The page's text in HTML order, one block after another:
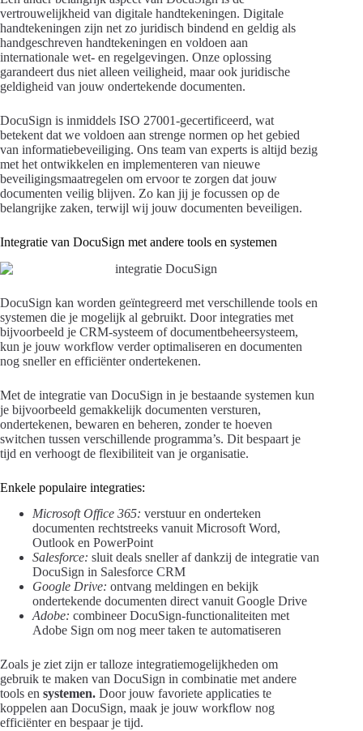
vertrouwelijkheid van digitale handtekeningen. Digitale
handtekeningen zijn net zo juridisch bindend en geldig als
handgeschreven handtekeningen en voldoen aan
internationale wet- en regelgevingen. Onze oplossing
garandeert dus niet alleen veiligheid, maar ook juridische
geldigheid van jouw ondertekende documenten.
DocuSign is inmiddels ISO 27001-gecertificeerd, wat
betekent dat we voldoen aan strenge normen op het gebied
van informatiebeveiliging. Ons team van experts is altijd bezig
met het ontwikkelen en implementeren van nieuwe
beveiligingsmaatregelen om ervoor te zorgen dat jouw
documenten veilig blijven. Zo kan jij je focussen op de
belangrijke zaken, terwijl wij jouw documenten beveiligen.
Integratie van DocuSign met andere tools en systemen
DocuSign kan worden geïntegreerd met verschillende tools en
systemen die je mogelijk al gebruikt. Door integraties met
bijvoorbeeld je CRM-systeem of documentbeheersysteem,
kun je jouw workflow verder optimaliseren en documenten
nog sneller en efficiënter ondertekenen.
Met de integratie van DocuSign in je bestaande systemen kun
je bijvoorbeeld gemakkelijk documenten versturen,
ondertekenen, bewaren en beheren, zonder te hoeven
switchen tussen verschillende programma’s. Dit bespaart je
tijd en verhoogt de flexibiliteit van je organisatie.
Enkele populaire integraties:
Microsoft Office 365: verstuur en onderteken
documenten rechtstreeks vanuit Microsoft Word,
Outlook en PowerPoint
Salesforce: sluit deals sneller af dankzij de integratie van
DocuSign in Salesforce CRM
Google Drive: ontvang meldingen en bekijk
ondertekende documenten direct vanuit Google Drive
Adobe: combineer DocuSign-functionaliteiten met
Adobe Sign om nog meer taken te automatiseren
Zoals je ziet zijn er talloze integratiemogelijkheden om
gebruik te maken van DocuSign in combinatie met andere
tools en systemen. Door jouw favoriete applicaties te
koppelen aan DocuSign, maak je jouw workflow nog
efficiënter en bespaar je tijd.